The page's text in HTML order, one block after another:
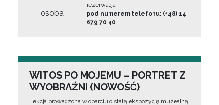
osoba
rezerwacja
pod numerem telefonu: (+48) 14
679 70 40
WITOS PO MOJEMU – PORTRET Z
WYOBRAŹNI (NOWOŚĆ)
Lekcja prowadzona w oparciu o stałą ekspozycję muzealną